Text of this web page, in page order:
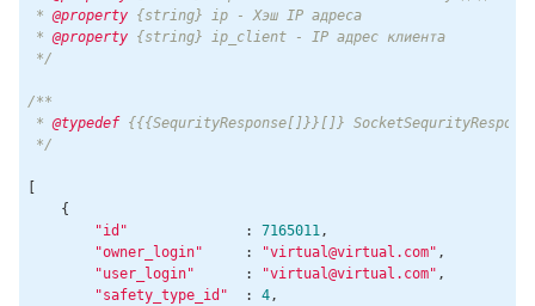
* @property {string} ip - Хэш IP адреса
* @property {string} ip_client - IP адрес клиента
*/
/**
* @typedef {{{SequrityResponse[]}}[]}
*/
[
    {
"id"
              :
7165011 ,
"owner_login"
     :
"virtual@virtual.com" ,
"user_login"
      :
"virtual@virtual.com" ,
"safety_type_id"
  :
4,